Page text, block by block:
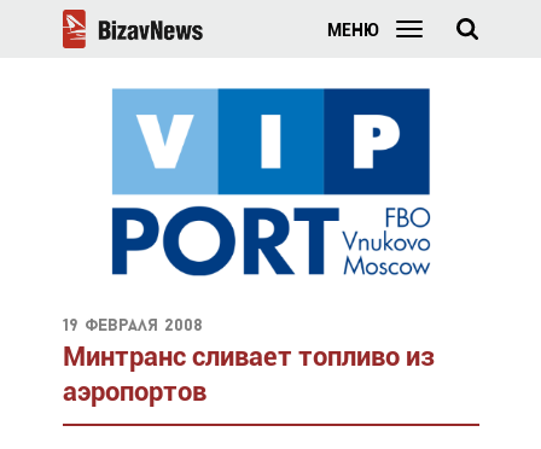
МЕНЮ
19 февраля 2008
Минтранс сливает топливо из
аэропортов